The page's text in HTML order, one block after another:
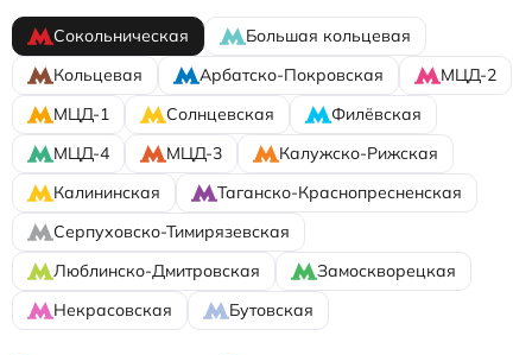
Сокольническая
Большая кольцевая
Кольцевая
Арбатско-Покровская
МЦД-2
МЦД-1
Солнцевская
Филёвская
МЦД-4
МЦД-3
Калужско-Рижская
Калининская
Таганско-Краснопресненская
Серпуховско-Тимирязевская
Люблинско-Дмитровская
Замоскворецкая
Некрасовская
Бутовская